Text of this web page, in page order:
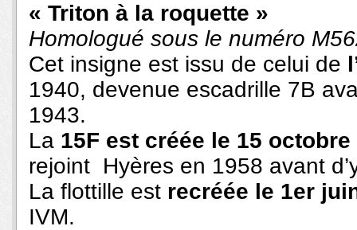
« Triton à la roquette »
Homologué sous le numéro
Cet insigne est issu de celui de
1940, devenue escadrille 7B
1943.
La 15F est créée le 15 octobre
rejoint Hyères en 1958 avant
La flottille est recréée le 1er
IVM.